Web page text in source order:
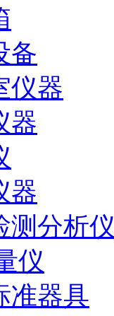
备
仪器
器
器
测分析仪
仪
准器具